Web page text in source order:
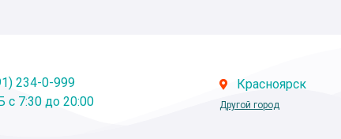
234-0-999
с 7:30 до 20:00
Красноярск
Другой город